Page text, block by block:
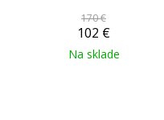
170 €
102 €
Na sklade